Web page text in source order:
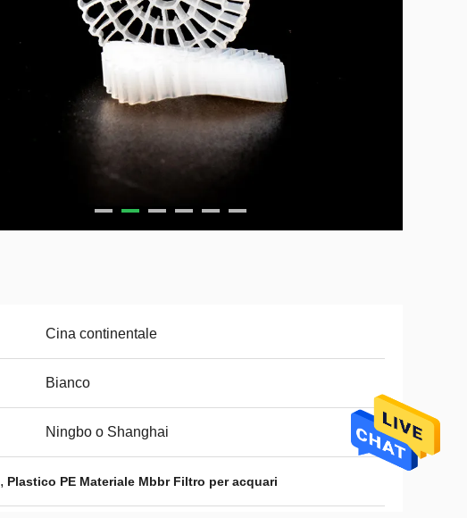
Cina continentale
Bianco
Ningbo o Shanghai
, Plastico PE Materiale Mbbr Filtro per acquari